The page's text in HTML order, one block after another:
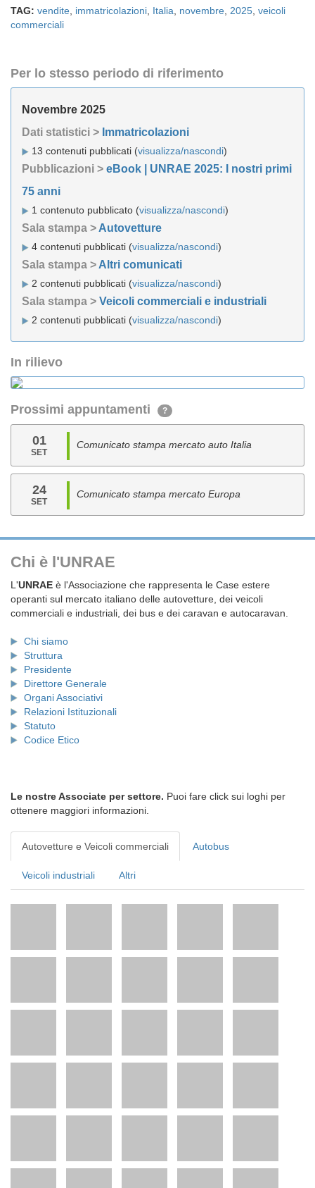
TAG: vendite immatricolazioni Italia novembre 2025 veicoli
commerciali
Per lo stesso periodo di riferimento
Novembre 2025
Dati statistici > Immatricolazioni
13 contenuti pubblicati (visualizza/nascondi)
Pubblicazioni > eBook | UNRAE 2025: I nostri primi
75 anni
1 contenuto pubblicato (visualizza/nascondi)
Sala stampa > Autovetture
4 contenuti pubblicati (visualizza/nascondi)
Sala stampa > Altri comunicati
2 contenuti pubblicati (visualizza/nascondi)
Sala stampa > Veicoli commerciali e industriali
2 contenuti pubblicati (visualizza/nascondi)
In rilievo
Prossimi appuntamenti ?
01
SET
Comunicato stampa mercato auto Italia
24
SET
Comunicato stampa mercato Europa
Chi è l'UNRAE
L'UNRAE è l'Associazione che rappresenta le Case estere
operanti sul mercato italiano delle autovetture, dei veicoli
commerciali e industriali, dei bus e dei caravan e autocaravan.
Chi siamo
Struttura
Presidente
Direttore Generale
Organi Associativi
Relazioni Istituzionali
Statuto
Codice Etico
Le nostre Associate per settore. Puoi fare click sui loghi per
ottenere maggiori informazioni.
Autovetture e Veicoli commerciali Autobus
Veicoli industriali Altri